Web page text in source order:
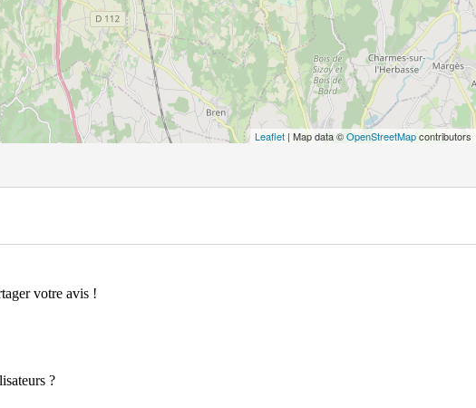
Leaflet | Map data ©OpenStreetMapcontributors
votre avis !
?